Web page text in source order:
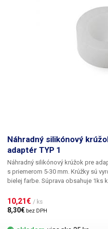
weight:bold;text-align:center;vertical-align:top}
Náhradný silikónový
adaptér TYP 1
Náhradný silikónový krúžok pre
s priemerom 5-30 mm. Krúžky sú
bielej farbe. Súprava obsahuje 1ks
10,21€ / ks
8,30€ bez DPH